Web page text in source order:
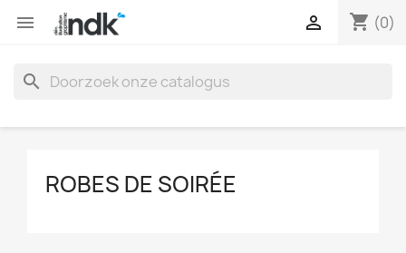
 shopping_cart (0)

search
ROBES DE SOIRÉE